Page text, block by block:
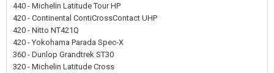
440 - Michelin Latitude Tour HP
420 - Continental ContiCrossContact UHP
420 - Nitto NT421Q
420 - Yokohama Parada Spec-X
360 - Dunlop Grandtrek ST30
320 - Michelin Latitude Cross